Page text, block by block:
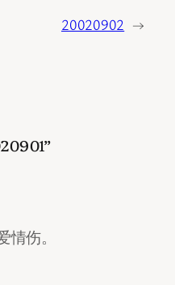
20020902 →
伤。